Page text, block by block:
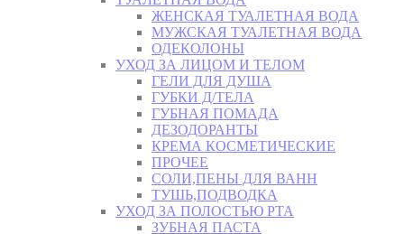
ЖЕНСКАЯ ТУАЛЕТНАЯ ВОДА
МУЖСКАЯ ТУАЛЕТНАЯ ВОДА
ОДЕКОЛОНЫ
УХОД ЗА ЛИЦОМ И ТЕЛОМ
ГЕЛИ ДЛЯ ДУША
ГУБКИ Д/ТЕЛА
ГУБНАЯ ПОМАДА
ДЕЗОДОРАНТЫ
КРЕМА КОСМЕТИЧЕСКИЕ
ПРОЧЕЕ
СОЛИ,ПЕНЫ ДЛЯ ВАНН
ТУШЬ,ПОДВОДКА
УХОД ЗА ПОЛОСТЬЮ РТА
ЗУБНАЯ ПАСТА